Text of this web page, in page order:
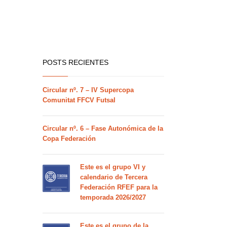
POSTS RECIENTES
Circular nº. 7 – IV Supercopa
Comunitat FFCV Futsal
Circular nº. 6 – Fase Autonómica de la
Copa Federación
Este es el grupo VI y
calendario de Tercera
Federación RFEF para la
temporada 2026/2027